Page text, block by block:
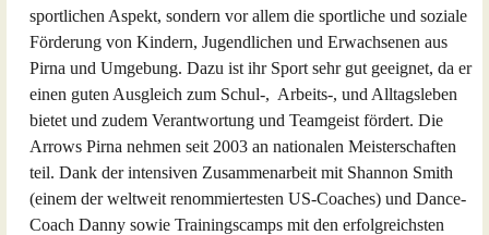
sportlichen Aspekt, sondern vor allem die sportliche und soziale
Förderung von Kindern, Jugendlichen und Erwachsenen aus
Pirna und Umgebung. Dazu ist ihr Sport sehr gut geeignet, da er
einen guten Ausgleich zum Schul-, Arbeits-, und Alltagsleben
bietet und zudem Verantwortung und Teamgeist fördert. Die
Arrows Pirna nehmen seit 2003 an nationalen Meisterschaften
teil. Dank der intensiven Zusammenarbeit mit Shannon Smith
(einem der weltweit renommiertesten US-Coaches) und Dance-
Coach Danny sowie Trainingscamps mit den erfolgreichsten